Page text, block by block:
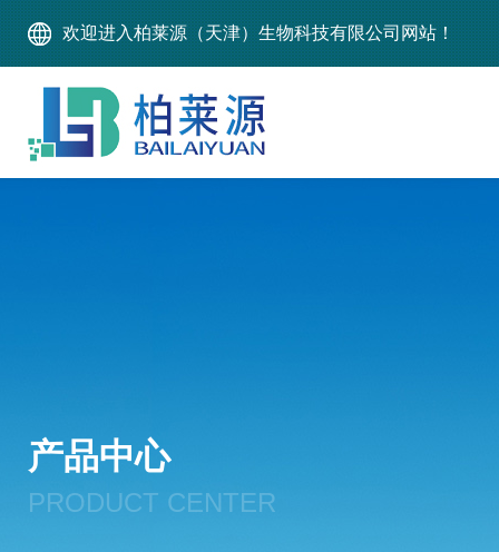
欢迎进入柏莱源（天津）生物科技有限公司网站！
产品中心
PRODUCT CENTER